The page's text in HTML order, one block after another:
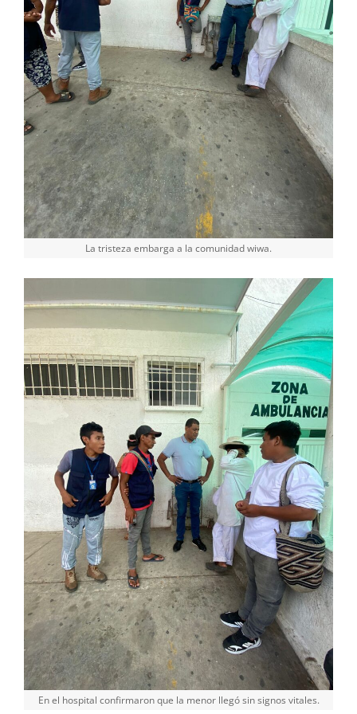
La tristeza embarga a la comunidad wiwa.
En el hospital confirmaron que la menor llegó sin signos vitales.